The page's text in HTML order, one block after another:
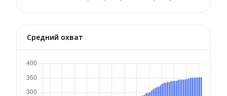
Средний охват